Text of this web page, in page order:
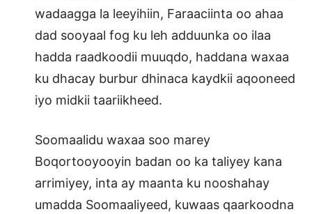
wadaagga la leeyihiin, Faraaciinta oo ahaa
dad sooyaal fog ku leh adduunka oo ilaa
hadda raadkoodii muuqdo, haddana waxaa
ku dhacay burbur dhinaca kaydkii aqooneed
iyo midkii taariikheed.
Soomaalidu waxaa soo marey
Boqortooyooyin badan oo ka taliyey kana
arrimiyey, inta ay maanta ku nooshahay
umadda Soomaaliyeed, kuwaas qaarkoodna